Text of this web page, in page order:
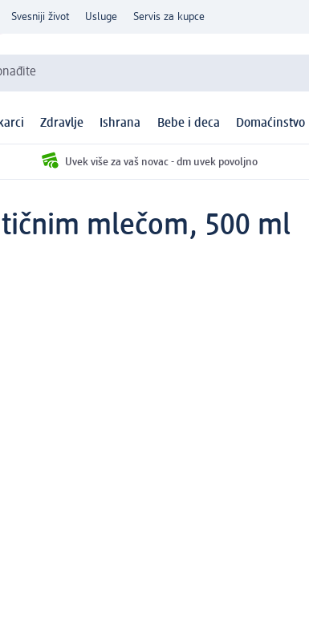
Svesniji život Usluge Servis za kupce
Zdravlje Ishrana Bebe i deca Domaćinstvo
Uvek više za vaš novac - dm uvek povoljno
mlečom, 500 ml